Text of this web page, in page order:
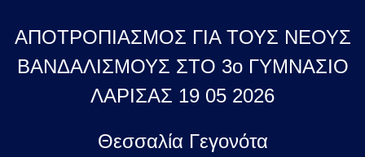
ΑΠΟΤΡΟΠΙΑΣΜΟΣ ΓΙΑ ΤΟΥΣ ΝΕΟΥΣ
ΒΑΝΔΑΛΙΣΜΟΥΣ ΣΤΟ 3ο ΓΥΜΝΑΣΙΟ
ΛΑΡΙΣΑΣ 19 05 2026
Θεσσαλία Γεγονότα